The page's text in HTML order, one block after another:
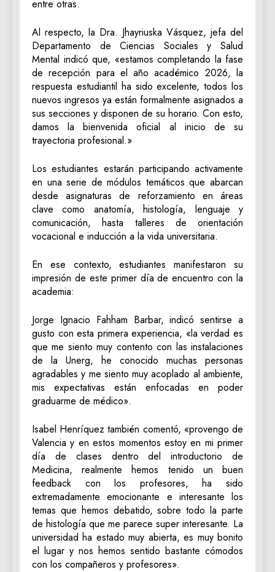
entre otras.
​Al respecto, la Dra. Jhayriuska Vásquez, jefa del
Departamento de Ciencias Sociales y Salud
Mental indicó que, «estamos completando la fase
de recepción para el año académico 2026, la
respuesta estudiantil ha sido excelente, todos los
nuevos ingresos ya están formalmente asignados a
sus secciones y disponen de su horario. Con esto,
damos la bienvenida oficial al inicio de su
trayectoria profesional.»
​Los estudiantes estarán participando activamente
en una serie de módulos temáticos que abarcan
desde asignaturas de reforzamiento en áreas
clave como anatomía, histología, lenguaje y
comunicación, hasta talleres de orientación
vocacional e inducción a la vida universitaria.
​En ese contexto, estudiantes manifestaron su
impresión de este primer día de encuentro con la
academia:
Jorge Ignacio Fahham Barbar, indicó sentirse a
gusto con esta primera experiencia, «la verdad es
que me siento muy contento con las instalaciones
de la Unerg, he conocido muchas personas
agradables y me siento muy acoplado al ambiente,
mis expectativas están enfocadas en poder
graduarme de médico».
​Isabel Henríquez también comentó, «provengo de
Valencia y en estos momentos estoy en mi primer
día de clases dentro del introductorio de
Medicina, realmente hemos tenido un buen
feedback con los profesores, ha sido
extremadamente emocionante e interesante los
temas que hemos debatido, sobre todo la parte
de histología que me parece super interesante. La
universidad ha estado muy abierta, es muy bonito
el lugar y nos hemos sentido bastante cómodos
con los compañeros y profesores».